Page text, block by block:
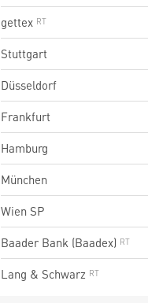
gettex
Stuttgart
Düsseldorf
Frankfurt
Hamburg
München
Wien SP
Baader Bank (Baadex)
Lang & Schwarz